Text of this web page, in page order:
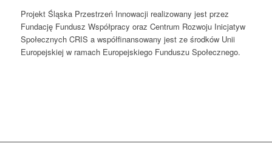
Projekt Śląska Przestrzeń Innowacji realizowany jest przez
Fundację Fundusz Współpracy oraz Centrum Rozwoju Inicjatyw
Społecznych CRIS a współfinansowany jest ze środków Unii
Europejskiej w ramach Europejskiego Funduszu Społecznego.